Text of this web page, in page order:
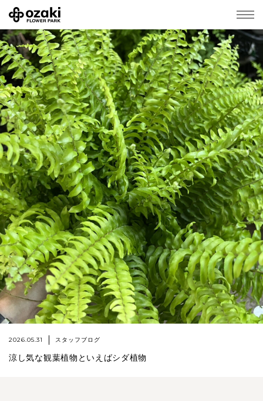
2026.05.31 スタッフブログ
涼し気な観葉植物といえばシダ植物